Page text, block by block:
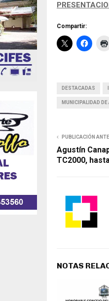
Compartir:
DESTACADAS
MUNICIPALIDAD DE
PUBLICACIÓN
Agustín
TC2000,
NOTAS